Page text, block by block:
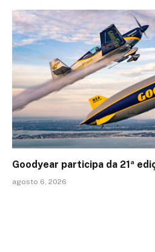
Goodyear participa da 21ª
agosto 6, 2026